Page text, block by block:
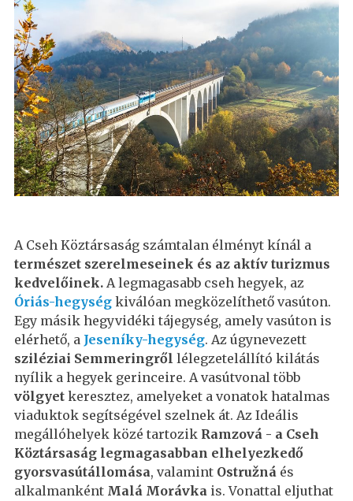
A Cseh Köztársaság számtalan élményt kínál a
természet szerelmeseinek és az aktív turizmus
kedvelőinek. A legmagasabb cseh hegyek, az
Óriás-hegység kiválóan megközelíthető vasúton.
Egy másik hegyvidéki tájegység, amely vasúton is
elérhető, a Jeseníky-hegység. Az úgynevezett
sziléziai Semmeringről lélegzetelállító kilátás
nyílik a hegyek gerinceire. A vasútvonal több
völgyet keresztez, amelyeket a vonatok hatalmas
viaduktok segítségével szelnek át. Az Ideális
megállóhelyek közé tartozik Ramzová - a Cseh
Köztársaság legmagasabban elhelyezkedő
gyorsvasútállomása, valamint Ostružná és
alkalmanként Malá Morávka is. Vonattal eljuthat